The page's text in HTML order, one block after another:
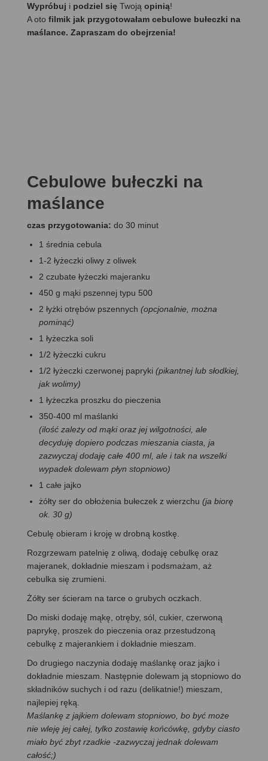
Wypróbuj i podziel się Twoją opinią!
A oto filmik jak przygotowałam cebulowe bułeczki na
maślance. Zapraszam do obejrzenia!
Cebulowe bułeczki na
maślance
czas przygotowania: do 30 minut
1 średnia cebula
1-2 łyżeczki oliwy z oliwek
2 czubate łyżeczki majeranku
450 g mąki pszennej typu 500
2 łyżki otrębów pszennych (opcjonalnie, można
pominąć)
1 łyżeczka soli
1/2 łyżeczki cukru
1/2 łyżeczki czerwonej papryki (pikantnej lub słodkiej,
jak wolimy)
1 łyżeczka proszku do pieczenia
350-400 ml maślanki
(ilość zależy od mąki oraz jej wilgotności, ale
decyduję dopiero podczas mieszania ciasta, ja
zazwyczaj dodaję całe 400 ml, ale i tak na wszelki
wypadek dolewam płyn stopniowo)
1 całe jajko
żółty ser do obłożenia bułeczek z wierzchu (ja biorę
ok. 30 g)
Cebulę obieram i kroję w drobną kostkę.
Rozgrzewam patelnię z oliwą, dodaję cebulkę oraz
majeranek, dokładnie mieszam i podsmażam, aż
cebulka się zrumieni.
Żółty ser ścieram na tarce o grubych oczkach.
Do miski dodaję mąkę, otręby, sól, cukier, czerwoną
paprykę, proszek do pieczenia oraz przestudzoną
cebulkę z majerankiem i dokładnie mieszam.
Do drugiego naczynia dodaję maślankę oraz jajko i
dokładnie mieszam. Następnie dolewam ją stopniowo do
składników suchych i od razu (delikatnie!) mieszam,
najlepiej ręką.
Maślankę z jajkiem dolewam stopniowo, bo być może
nie wleję jej całej, tylko zostawię końcówkę, gdyby ciasto
miało być zbyt rzadkie -zazwyczaj jednak dolewam
całość;)